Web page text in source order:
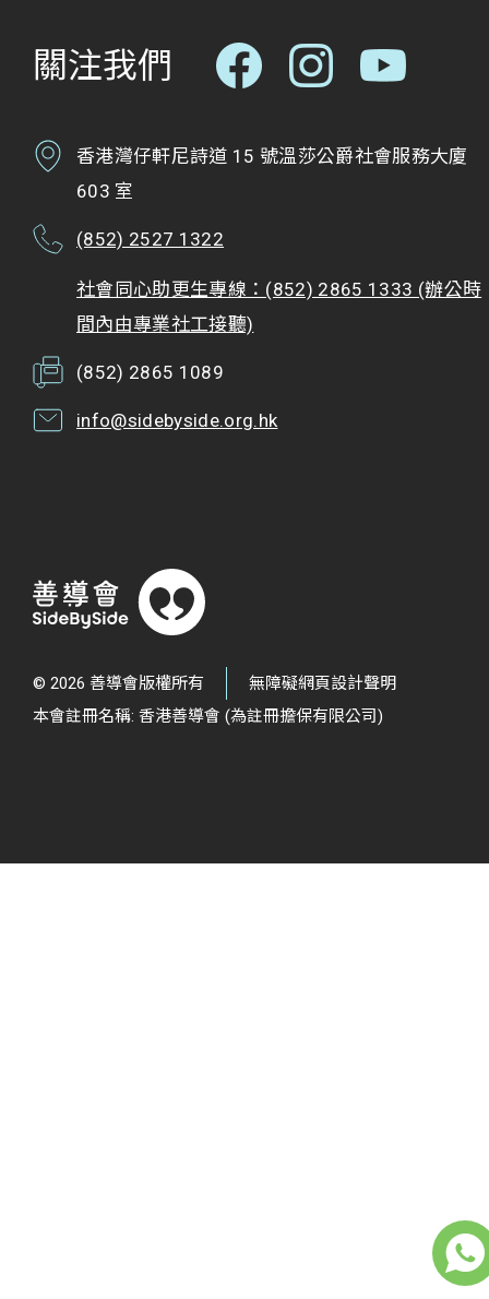
關注我們
香港灣仔軒尼詩道 15 號溫莎公爵社會服務大廈
603 室
(852) 2527 1322
社會同心助更生專線：(852) 2865 1333 (辦公時
間內由專業社工接聽)
(852) 2865 1089
info@sidebyside.org.hk
© 2026 善導會版權所有
無障礙網頁設計聲明
本會註冊名稱: 香港善導會 (為註冊擔保有限公司)